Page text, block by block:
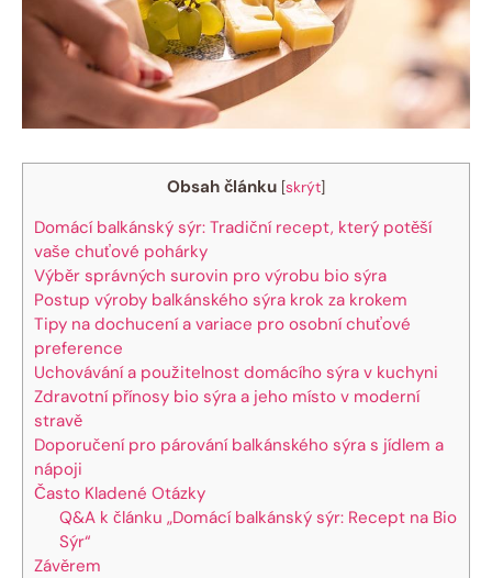
Obsah článku [skrýt]
Domácí balkánský sýr: Tradiční recept, který potěší
vaše chuťové pohárky
Výběr správných surovin pro výrobu bio sýra
Postup výroby balkánského sýra krok za krokem
Tipy na dochucení a variace pro osobní chuťové
preference
Uchovávání a použitelnost domácího sýra v kuchyni
Zdravotní přínosy bio sýra a jeho místo v moderní
stravě
Doporučení pro párování balkánského sýra s jídlem a
nápoji
Často Kladené Otázky
Q&A k článku „Domácí balkánský sýr: Recept na Bio
Sýr“
Závěrem